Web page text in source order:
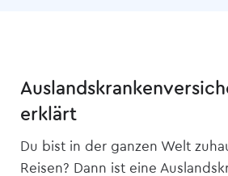
erklärt
Du bist in der ganzen Welt
Reisen? Dann ist eine